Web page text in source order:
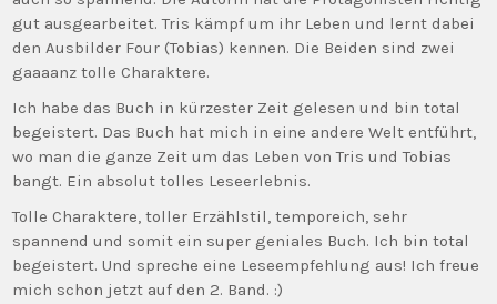
gut ausgearbeitet. Tris kämpf um ihr Leben und lernt dabei
den Ausbilder Four (Tobias) kennen. Die Beiden sind zwei
gaaaanz tolle Charaktere.
Ich habe das Buch in kürzester Zeit gelesen und bin total
begeistert. Das Buch hat mich in eine andere Welt entführt,
wo man die ganze Zeit um das Leben von Tris und Tobias
bangt. Ein absolut tolles Leseerlebnis.
Tolle Charaktere, toller Erzählstil, temporeich, sehr
spannend und somit ein super geniales Buch. Ich bin total
begeistert. Und spreche eine Leseempfehlung aus! Ich freue
mich schon jetzt auf den 2. Band. :)